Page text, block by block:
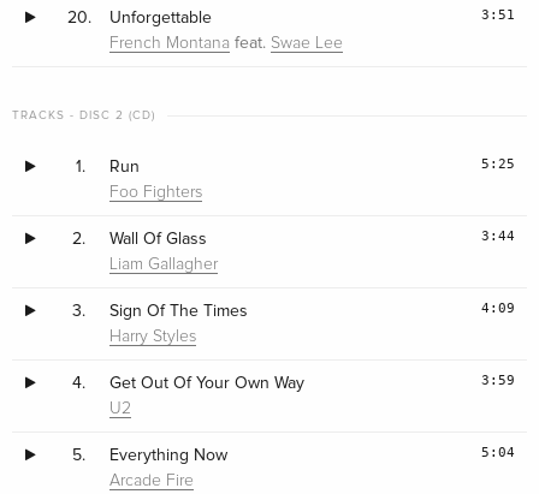
20. Unforgettable
French Montana feat. Swae Lee
3:51
TRACKS - DISC 2 (CD)
1. Run
Foo Fighters
5:25
2. Wall Of Glass
Liam Gallagher
3:44
3. Sign Of The Times
Harry Styles
4:09
4. Get Out Of Your Own Way
U2
3:59
5. Everything Now
Arcade Fire
5:04